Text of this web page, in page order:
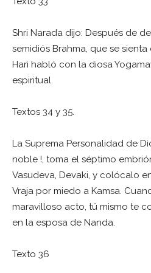
Shri Narada dijo: Después de
semidiós Brahma, que se
Hari habló con la diosa
espiritual.
Textos 34 y 35.
La Suprema Personalidad de
noble !, toma el séptimo
Vasudeva, Devaki, y colócalo
Vraja por miedo a Kamsa.
maravilloso acto, tú mismo te
en la esposa de Nanda.
Texto 36